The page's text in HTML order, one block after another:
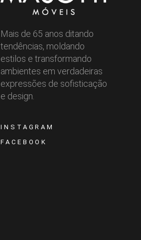
Mais de 65 anos ditando
tendências, moldando
estilos e transformando
ambientes em verdadeiras
expressões de sofisticação
e design.
INSTAGRAM
FACEBOOK